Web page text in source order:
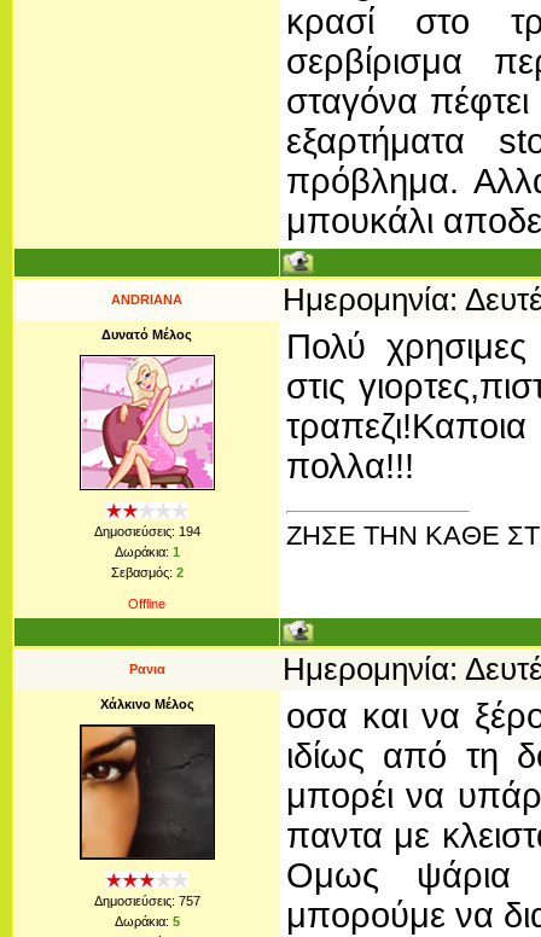
κρασί στο
σερβίρισμα
σταγόνα
εξαρτήματα
πρόβλημα.
μπουκάλι
ANDRIANA Ημερομηνία:
Δυνατό Μέλος
Δημοσιεύσεις: 194
Δωράκια: 1
Σεβασμός: 2
Offline
Πολύ
στις
πολλα!!!
ΖΗΣΕ ΤΗΝ ΚΑΘΕ
Ρανια Ημερομηνία:
Χάλκινο Μέλος
Δημοσιεύσεις: 757
Δωράκια: 5
οσα και να
ιδίως από τη
μπορέι να
παντα με
Ομως ψάρια
μπορούμε να